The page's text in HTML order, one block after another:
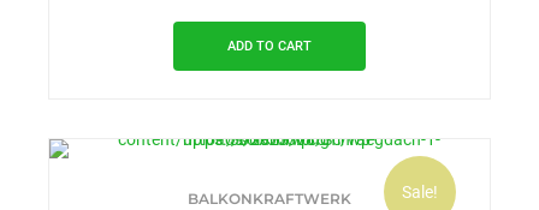
was:
379,00 €.
is:
ADD TO CART
Sale!
BALKONKRAFTWERK